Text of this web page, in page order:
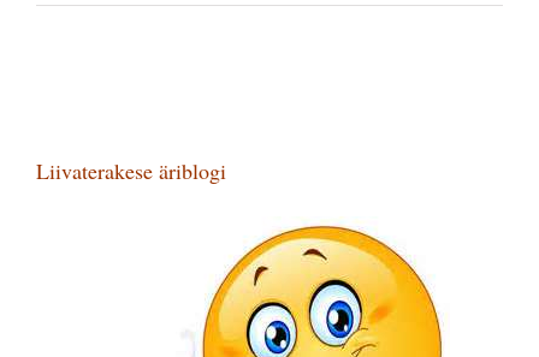
Liivaterakese äriblogi